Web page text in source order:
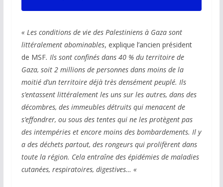
« Les conditions de vie des Palestiniens à Gaza sont
littéralement abominables, explique l’ancien président
de MSF. Ils sont confinés dans 40 % du territoire de
Gaza, soit 2 millions de personnes dans moins de la
moitié d’un territoire déjà très densément peuplé. Ils
s’entassent littéralement les uns sur les autres, dans des
décombres, des immeubles détruits qui menacent de
s’effondrer, ou sous des tentes qui ne les protègent pas
des intempéries et encore moins des bombardements. Il y
a des déchets partout, des rongeurs qui prolifèrent dans
toute la région. Cela entraîne des épidémies de maladies
cutanées, respiratoires, digestives… «